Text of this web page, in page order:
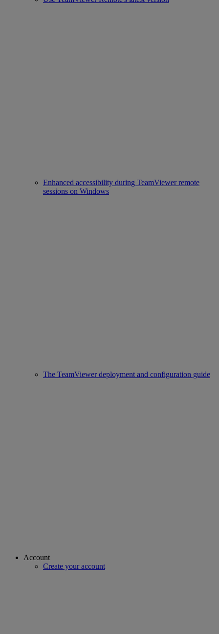
Enhanced accessibility during TeamViewer remote
sessions on Windows
The TeamViewer deployment and configuration guide
Account
Create your account